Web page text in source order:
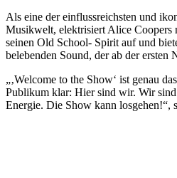
Als eine der einflussreichsten und
Musikwelt, elektrisiert Alice Coopers
seinen Old School- Spirit auf und
belebenden Sound, der ab der ersten
„‚Welcome to the Show‘ ist genau
Publikum klar: Hier sind wir. Wir
Energie. Die Show kann losgehen!“,